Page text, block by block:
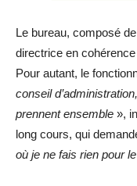
Le bureau, composé
directrice en
Pour autant, le
conseil
prennent ensemble »,
long cours, qui
où je ne fais rien pour